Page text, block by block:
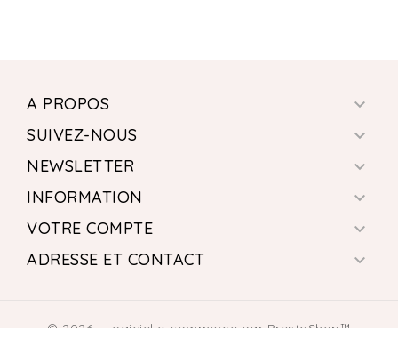
A PROPOS 
SUIVEZ-NOUS 
NEWSLETTER 
INFORMATION 
VOTRE COMPTE 
ADRESSE ET CONTACT 
© 2026 - Logiciel e-commerce par PrestaShop™